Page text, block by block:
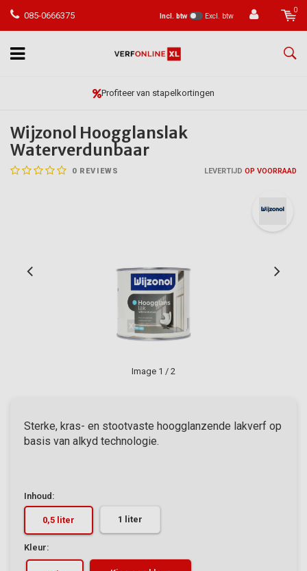
085-0666375 Incl. btw Excl. btw
0
Vóór 23:59 besteld, morgen in huis*
Wijzonol Hoogglanslak
Waterverdunbaar
0 REVIEWS LEVERTIJD OP VOORRAAD
Image 1 / 2
Sterke, kras- en stootvaste hoogglanzende lakverf op
basis van alkyd technologie.
Inhoud:
0,5 liter 1 liter
Kleur: